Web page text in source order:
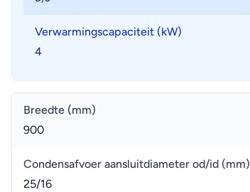
Verwarmingscapaciteit (kW)
4
Breedte (mm)
900
Condensafvoer aansluitdiameter od/id (mm)
25/16